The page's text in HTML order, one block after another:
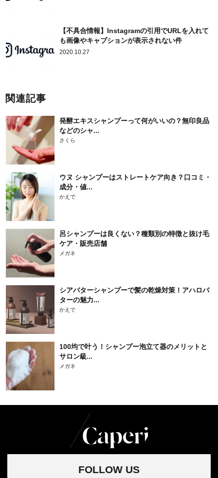
【不具合情報】Instagramの引用でURLを入れて
も画像やキャプションが表示されない件
2020.10.27
関連記事
発酵エキスシャンプーって何がいいの？無印良品
などのシャ...
さくら
ウヌ シャンプーはストレートケア向き？口コミ・
成分・値...
かえで
呂シャンプーは良くない？種類別の特徴と抜け毛
ケア・販売店舗
メガネ
シアバターシャンプーで髪の乾燥対策！アハロバ
ターの魅力...
かえで
100均で叶う！シャンプー泡立て器のメリットと
サロン級...
メガネ
FOLLOW US